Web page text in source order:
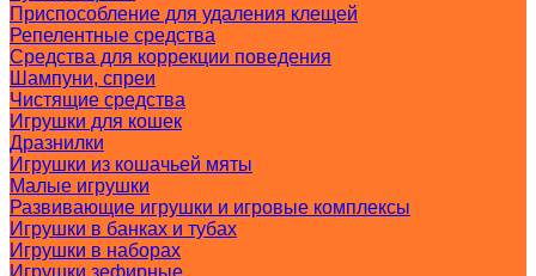
Приспособление для удаления клещей
Репелентные средства
Средства для коррекции поведения
Шампуни, спреи
Чистящие средства
Игрушки для кошек
Дразнилки
Игрушки из кошачьей мяты
Малые игрушки
Развивающие игрушки и игровые комплексы
Игрушки в банках и тубах
Игрушки в наборах
Игрушки зефирные